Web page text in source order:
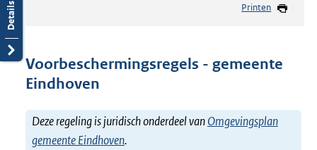
Printen
Voorbeschermingsregels - gemeente
Eindhoven
Deze regeling is juridisch onderdeel vanOmgevingsplan
gemeente Eindhoven.